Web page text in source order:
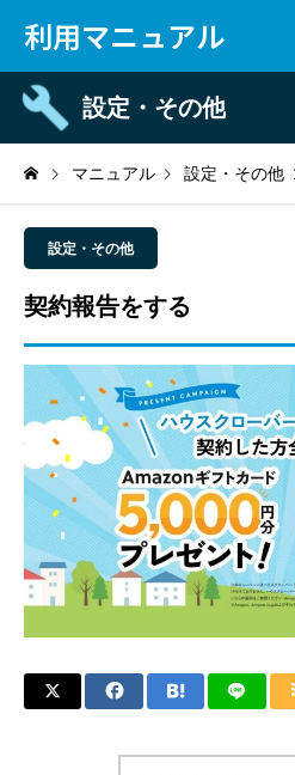
利用マニュアル
設定・その他
マニュアル 設定・その他
設定・その他
契約報告をする